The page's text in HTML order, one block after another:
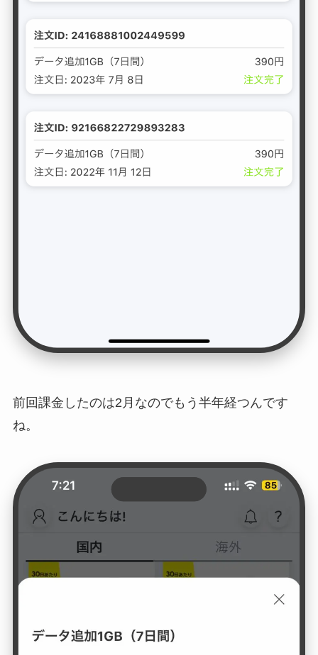
前回課金したのは2月なのでもう半年経つんです
ね。